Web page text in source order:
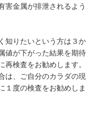
害金属が排泄されるよう
知りたいという方は３か
値が下がった結果を期待
検査をお勧めします。
は、ご自分のカラダの現
１度の検査をお勧めしま